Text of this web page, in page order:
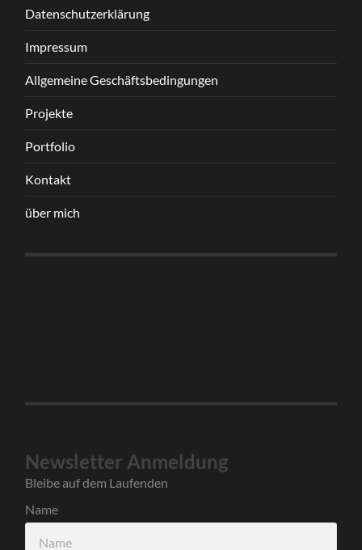
Datenschutzerklärung
Impressum
Allgemeine Geschäftsbedingungen
Projekte
Portfolio
Kontakt
über mich
Newsletter Anmeldung
Bleibe auf dem Laufenden
Name